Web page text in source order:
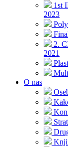
1st
2023
2.
2021
O nas